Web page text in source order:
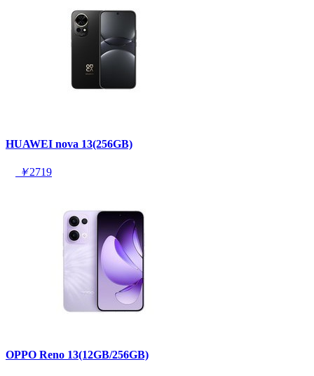
HUAWEI nova 13(256GB)
￥2719
OPPO Reno 13(12GB/256GB)